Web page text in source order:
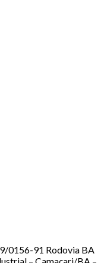
0156-91 Rodovia BA
– Camaçari/BA –